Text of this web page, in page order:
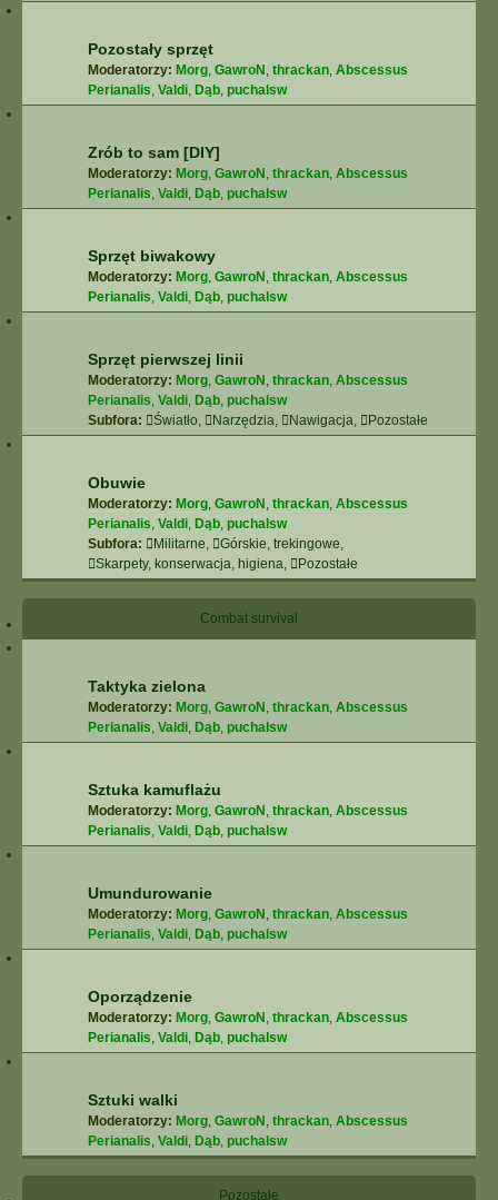
Pozostały sprzęt
Moderatorzy: Morg, GawroN , thrackan, Abscessus
Perianalis, Valdi, Dąb, puchalsw
Zrób to sam [DIY]
Moderatorzy: Morg, GawroN , thrackan, Abscessus
Perianalis, Valdi, Dąb, puchalsw
Sprzęt biwakowy
Moderatorzy: Morg, GawroN , thrackan, Abscessus
Perianalis, Valdi, Dąb, puchalsw
Sprzęt pierwszej linii
Moderatorzy: Morg, GawroN , thrackan, Abscessus
Perianalis, Valdi, Dąb, puchalsw
Subfora:
Światło, Narzędzia, Nawigacja, Pozostałe
Obuwie
Moderatorzy: Morg, GawroN , thrackan, Abscessus
Perianalis, Valdi, Dąb, puchalsw
Subfora:
Militarne, Górskie, trekingowe,
Skarpety, konserwacja, higiena, Pozostałe
Combat survival
Taktyka zielona
Moderatorzy: Morg, GawroN , thrackan, Abscessus
Perianalis, Valdi, Dąb, puchalsw
Sztuka kamuflażu
Moderatorzy: Morg, GawroN , thrackan, Abscessus
Perianalis, Valdi, Dąb, puchalsw
Umundurowanie
Moderatorzy: Morg, GawroN , thrackan, Abscessus
Perianalis, Valdi, Dąb, puchalsw
Oporządzenie
Moderatorzy: Morg, GawroN , thrackan, Abscessus
Perianalis, Valdi, Dąb, puchalsw
Sztuki walki
Moderatorzy: Morg, GawroN , thrackan, Abscessus
Perianalis, Valdi, Dąb, puchalsw
Pozostałe